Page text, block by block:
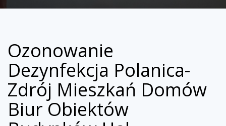
Ozonowanie
Dezynfekcja Polanica-
Zdrój Mieszkań Domów
Biur Obiektów